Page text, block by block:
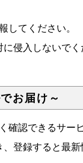
てください。
侵入しないでく
お届け～
認できるサービ
登録すると最新